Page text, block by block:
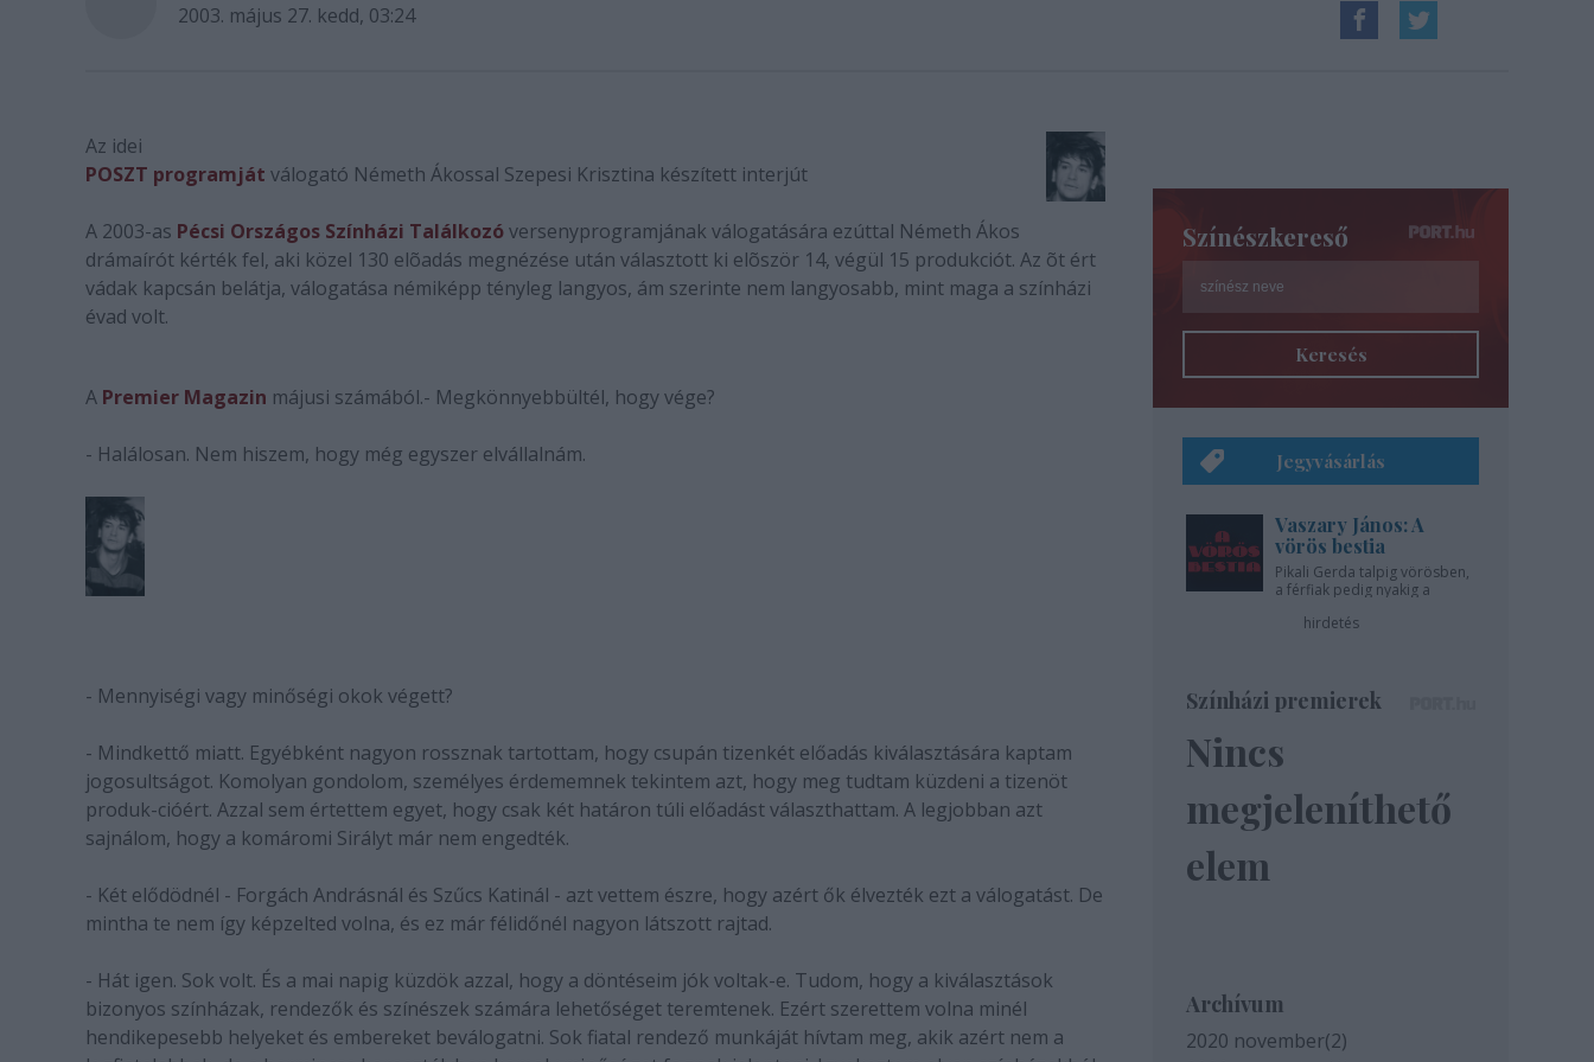
2003. május 27. kedd, 03:24
Az idei
POSZT programját válogató Németh Ákossal Szepesi Krisztina készített interjút
A 2003-as Pécsi Országos Színházi Találkozóversenyprogramjának válogatására ezúttal Németh Ákos
drámaírót kérték fel, aki közel 130 elõadás megnézése után választott ki elõször 14, végül 15 produkciót. Az õt ért
vádak kapcsán belátja, válogatása némiképp tényleg langyos, ám szerinte nem langyosabb, mint maga a színházi
évad volt.
A Premier Magazin májusi számából.- Megkönnyebbültél, hogy vége?
- Halálosan. Nem hiszem, hogy még egyszer elvállalnám.
- Mennyiségi vagy minőségi okok végett?
- Mindkettő miatt. Egyébként nagyon rossznak tartottam, hogy csupán tizenkét előadás kiválasztására kaptam
jogosultságot. Komolyan gondolom, személyes érdememnek tekintem azt, hogy meg tudtam küzdeni a tizenöt
produk-cióért. Azzal sem értettem egyet, hogy csak két határon túli előadást választhattam. A legjobban azt
sajnálom, hogy a komáromi Sirályt már nem engedték.
- Két elődödnél - Forgách Andrásnál és Szűcs Katinál - azt vettem észre, hogy azért ők élvezték ezt a válogatást. De
mintha te nem így képzelted volna, és ez már félidőnél nagyon látszott rajtad.
- Hát igen. Sok volt. És a mai napig küzdök azzal, hogy a döntéseim jók voltak-e. Tudom, hogy a kiválasztások
bizonyos színházak, rendezők és színészek számára lehetőséget teremtenek. Ezért szerettem volna minél
hendikepesebb helyeket és embereket beválogatni. Sok fiatal rendező munkáját hívtam meg, akik azért nem a
Színészkereső
Keresés
Jegyvásárlás
Vaszary János: A
vörös bestia
Pikali Gerda talpig vörösben,
a férfiak pedig nyakig a
hirdetés
Színházi premierek
Nincs
megjeleníthető
elem
Archívum
2020 november(2)